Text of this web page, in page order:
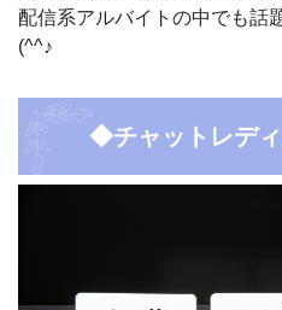
配信系アルバイトの中でも話
(^^♪
◆チャットレデ